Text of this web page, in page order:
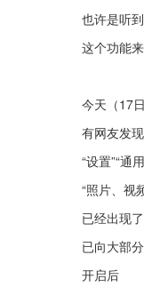
也许是听
这个功能来
今天（17日
有网友发现
“设置”“通
“照片、视
已经出现了
已向大部
开启后